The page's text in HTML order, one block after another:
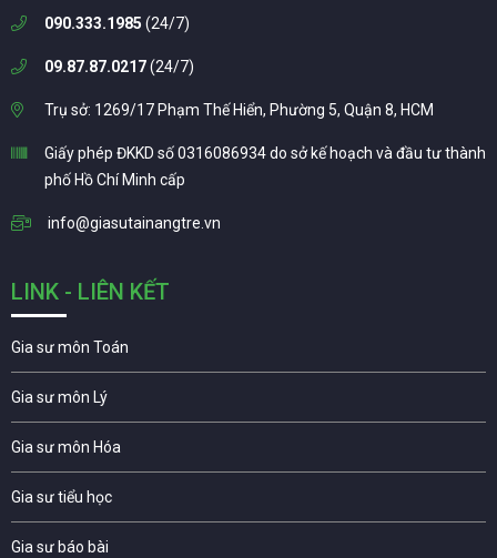
090.333.1985 (24/7)
09.87.87.0217(24/7)
Trụ sở: 1269/17 Phạm Thế Hiển, Phường 5, Quận 8, HCM
Giấy phép ĐKKD số 0316086934 do sở kế hoạch và đầu tư thành
phố Hồ Chí Minh cấp
info@giasutainangtre.vn
LINK - LIÊN KẾT
Gia sư môn Toán
Gia sư môn Lý
Gia sư môn Hóa
Gia sư tiểu học
Gia sư báo bài